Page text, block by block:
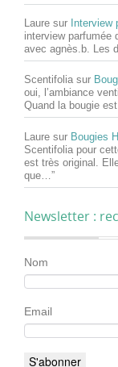
Laure sur
interview parfumée
avec agnès.b. Les
Scentifolia sur
oui, l’ambiance
Quand la bougie
Laure sur Bougies
Scentifolia pour
est très original.
que… ”
Newsletter :
Nom
Email